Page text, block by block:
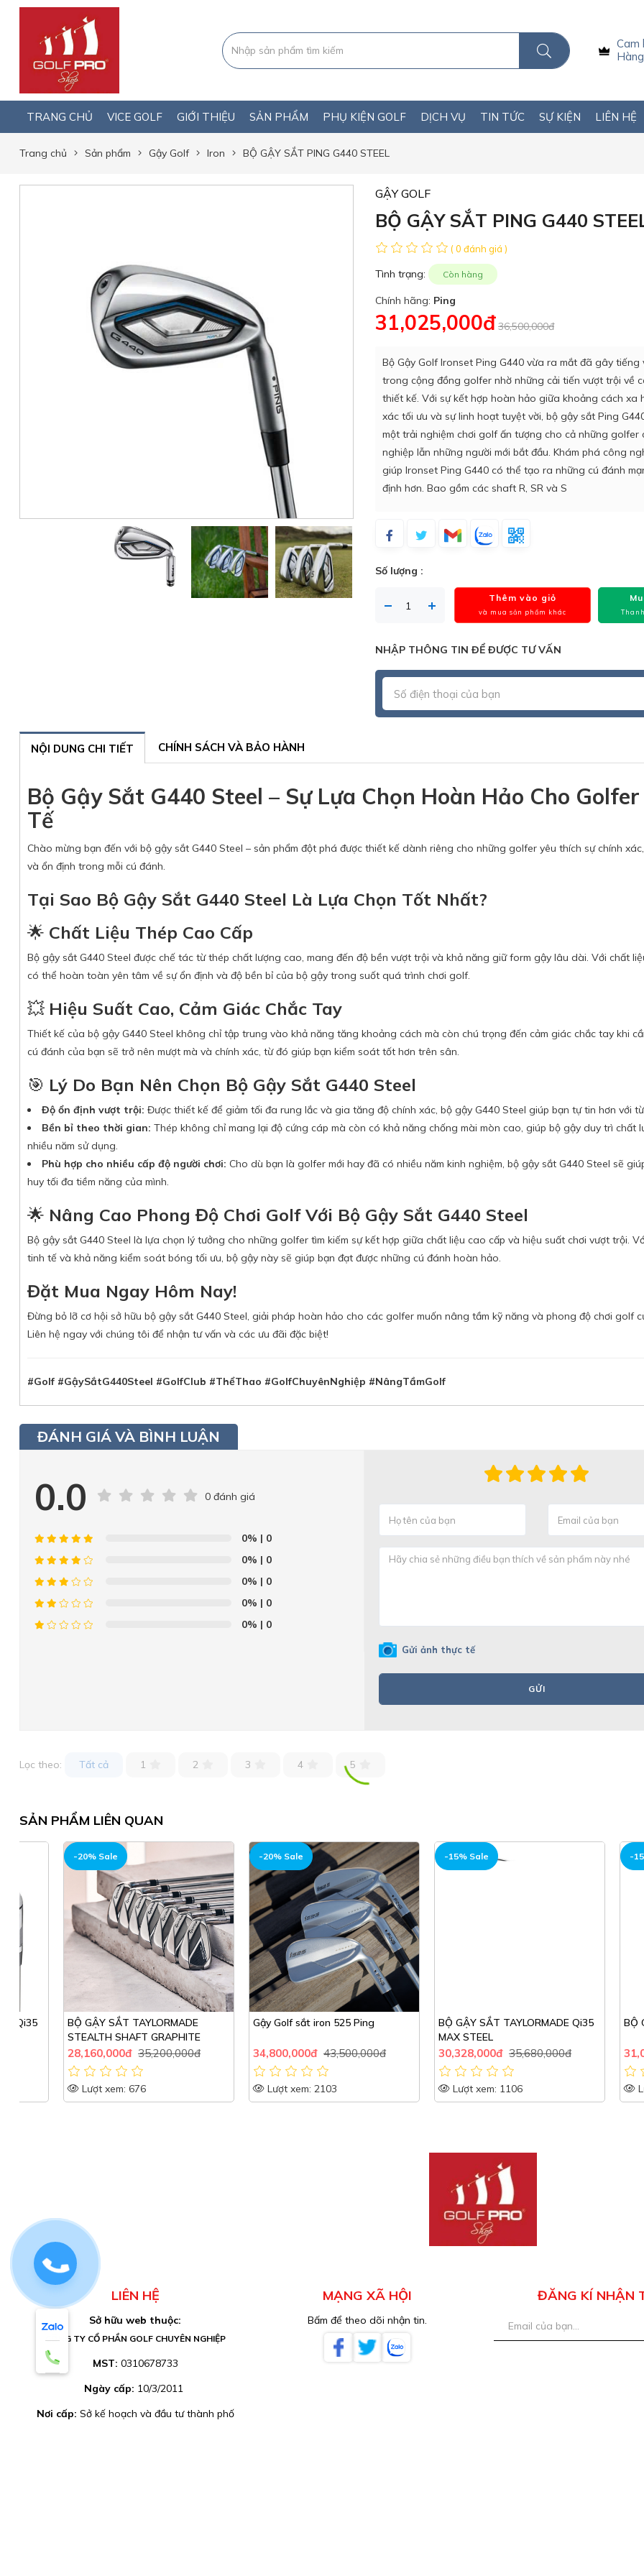
Cam
TRANG CHỦ VICE GOLF GIỚI THIỆU SẢN PHẨM PHỤ KIỆN GOLF DỊCH VỤ TIN TỨC SỰ KIỆN LIÊN HỆ
Trang chủ Sản phẩm Gậy Golf Iron BỘ GẬY SẮT PING G440 STEEL
GẬY GOLF
BỘ GẬY SẮT PING G440
( 0 đánh giá )
Tình trạng: Còn hàng
Chính hãng: Ping
31,025,000đ 36,500,000đ
Bộ Gậy Golf Ironset Ping G440 vừa ra mắt đã gây tiếng
trong cộng đồng golfer nhờ những cải tiến vượt trội về
thiết kế. Với sự kết hợp hoàn hảo giữa khoảng cách xa
xác tối ưu và sự linh hoạt tuyệt vời, bộ gậy sắt Ping
một trải nghiệm chơi golf ấn tượng cho cả những golfer
nghiệp lẫn những người mới bắt đầu. Khám phá công
giúp Ironset Ping G440 có thể tạo ra những cú đánh
định hơn. Bao gồm các shaft R, SR và S
Số lượng :
Thêm vào giỏ
và mua sản phẩm khác
NHẬP THÔNG TIN ĐỂ ĐƯỢC TƯ VẤN
NỘI DUNG CHI TIẾT CHÍNH SÁCH VÀ BẢO HÀNH
Bộ Gậy Sắt G440 Steel – Sự Lựa Chọn Hoàn Hảo Cho
Tế
Chào mừng bạn đến với bộ gậy sắt G440 Steel – sản phẩm đột phá được thiết kế dành riêng cho những golfer yêu thích sự chính
và ổn định trong mỗi cú đánh.
Tại Sao Bộ Gậy Sắt G440 Steel Là Lựa Chọn Tốt Nhất?
🌟 Chất Liệu Thép Cao Cấp
Bộ gậy sắt G440 Steel được chế tác từ thép chất lượng cao, mang đến độ bền vượt trội và khả năng giữ form gậy lâu dài. Với chất
có thể hoàn toàn yên tâm về sự ổn định và độ bền bỉ của bộ gậy trong suốt quá trình chơi golf.
💥 Hiệu Suất Cao, Cảm Giác Chắc Tay
Thiết kế của bộ gậy G440 Steel không chỉ tập trung vào khả năng tăng khoảng cách mà còn chú trọng đến cảm giác chắc tay khi
cú đánh của bạn sẽ trở nên mượt mà và chính xác, từ đó giúp bạn kiểm soát tốt hơn trên sân.
🎯 Lý Do Bạn Nên Chọn Bộ Gậy Sắt G440 Steel
Độ ổn định vượt trội: Được thiết kế để giảm tối đa rung lắc và gia tăng độ chính xác, bộ gậy G440 Steel giúp bạn tự tin hơn với
Bền bỉ theo thời gian: Thép không chỉ mang lại độ cứng cáp mà còn có khả năng chống mài mòn cao, giúp bộ gậy duy trì chất
nhiều năm sử dụng.
Phù hợp cho nhiều cấp độ người chơi: Cho dù bạn là golfer mới hay đã có nhiều năm kinh nghiệm, bộ gậy sắt G440 Steel sẽ
huy tối đa tiềm năng của mình.
🌟 Nâng Cao Phong Độ Chơi Golf Với Bộ Gậy Sắt G440 Steel
Bộ gậy sắt G440 Steel là lựa chọn lý tưởng cho những golfer tìm kiếm sự kết hợp giữa chất liệu cao cấp và hiệu suất chơi vượt trội.
tinh tế và khả năng kiểm soát bóng tối ưu, bộ gậy này sẽ giúp bạn đạt được những cú đánh hoàn hảo.
Đặt Mua Ngay Hôm Nay!
Đừng bỏ lỡ cơ hội sở hữu bộ gậy sắt G440 Steel, giải pháp hoàn hảo cho các golfer muốn nâng tầm kỹ năng và phong độ chơi golf
Liên hệ ngay với chúng tôi để nhận tư vấn và các ưu đãi đặc biệt!
#Golf #GậySắtG440Steel #GolfClub #ThểThao #GolfChuyênNghiệp #NângTầmGolf
ĐÁNH GIÁ VÀ BÌNH LUẬN
0.0 0 đánh giá
0% | 0
0% | 0
0% | 0
0% | 0
0% | 0
Gửi ảnh thực tế
GỬI
Lọc theo: Tất cả 1 2 3 4 5
SẢN PHẨM LIÊN QUAN
-20% Sale
BỘ GẬY SẮT TAYLORMADE
STEALTH SHAFT GRAPHITE
28,160,000đ 35,200,000đ
Lượt xem: 676
-20% Sale
Gậy Golf sắt iron 525 Ping
34,800,000đ 43,500,000đ
Lượt xem: 2103
HOT
-15% Sale
BỘ GẬY SẮT TAYLORMADE Qi35
MAX STEEL
30,328,000đ 35,680,000đ
Lượt xem: 1106
HOT
-15% Sale
BỘ GẬY
Lượt
LIÊN HỆ
Sở hữu web thuộc:
CÔNG TY CỔ PHẦN GOLF CHUYÊN NGHIỆP
MST: 0310678733
Ngày cấp: 10/3/2011
Nơi cấp: Sở kế hoạch và đầu tư thành phố
MẠNG XÃ HỘI
Bấm để theo dõi nhận tin.
ĐĂNG KÍ NHẬN
0829884477